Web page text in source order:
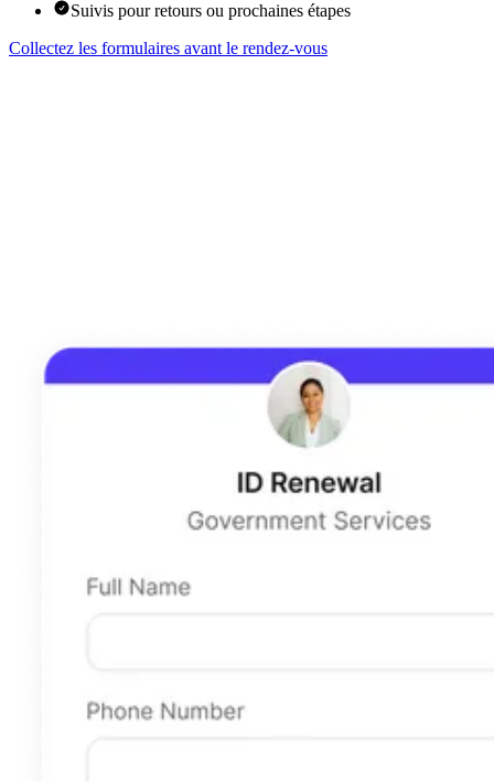
Suivis pour retours ou prochaines étapes
Collectez les formulaires avant le rendez-vous